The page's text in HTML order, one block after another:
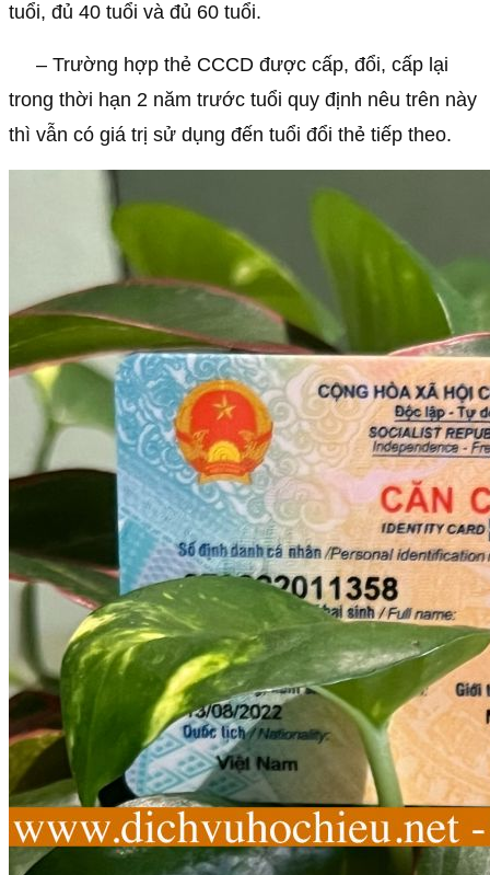
tuổi, đủ 40 tuổi và đủ 60 tuổi.
– Trường hợp thẻ CCCD được cấp, đổi, cấp lại
trong thời hạn 2 năm trước tuổi quy định nêu trên này
thì vẫn có giá trị sử dụng đến tuổi đổi thẻ tiếp theo.